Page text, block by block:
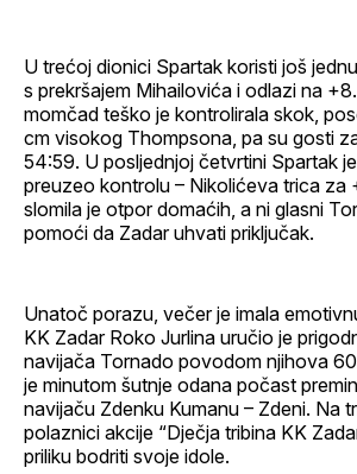
U trećoj dionici Spartak koristi još
s prekršajem Mihailovića i odlazi na
momčad teško je kontrolirala skok,
cm visokog Thompsona, pa su gosti
54:59. U posljednjoj četvrtini Spartak
preuzeo kontrolu – Nikolićeva trica za
slomila je otpor domaćih, a ni glasni
pomoći da Zadar uhvati priključak.
Unatoč porazu, večer je imala
KK Zadar Roko Jurlina uručio je
navijača Tornado povodom njihova
je minutom šutnje odana počast
navijaču Zdenku Kumanu – Zdeni. Na
polaznici akcije “Dječja tribina KK
priliku bodriti svoje idole.